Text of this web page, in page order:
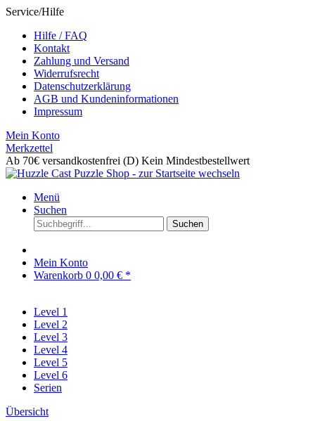
Service/Hilfe
Hilfe / FAQ
Kontakt
Zahlung und Versand
Widerrufsrecht
Datenschutzerklärung
AGB und Kundeninformationen
Impressum
Mein Konto
Merkzettel
Ab 70€ versandkostenfrei (D) Kein Mindestbestellwert
Menü
Suchen
Suchen
Mein Konto
Warenkorb 0 0,00 € *
Level 1
Level 2
Level 3
Level 4
Level 5
Level 6
Serien
Übersicht